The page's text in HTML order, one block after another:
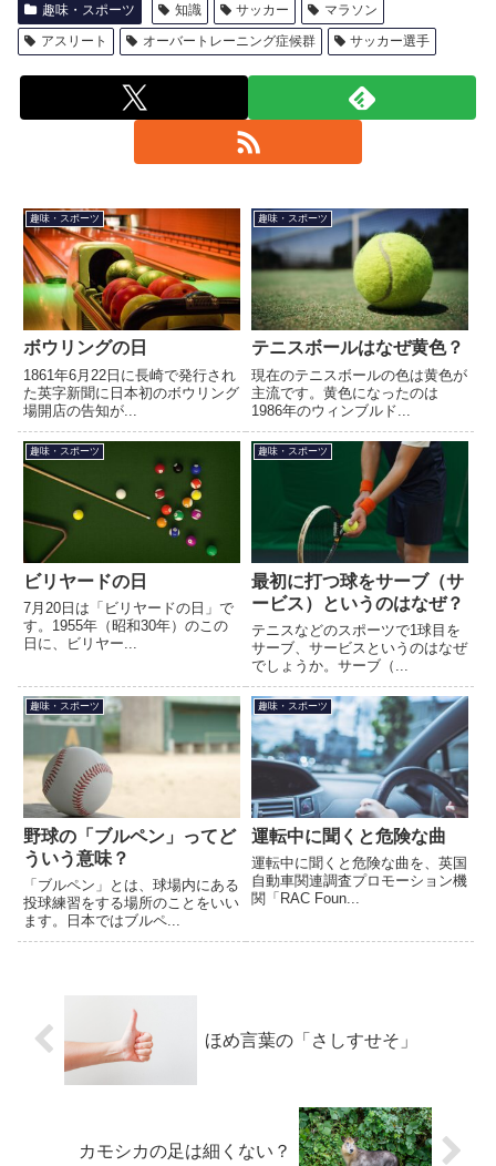
趣味・スポーツ 知識 サッカー
マラソン
アスリート
オーバートレーニング症候群 サッカー選手
趣味・スポーツ
ボウリングの日
1861年6月22日に長崎で発行され
た英字新聞に日本初のボウリング
場開店の告知が...
趣味・スポーツ
テニスボールはなぜ黄色？
現在のテニスボールの色は黄色が
主流です。黄色になったのは
1986年のウィンブルド...
趣味・スポーツ
ビリヤードの日
7月20日は「ビリヤードの日」で
す。1955年（昭和30年）のこの
日に、ビリヤー...
趣味・スポーツ
最初に打つ球をサーブ（サ
ービス）というのはなぜ？
テニスなどのスポーツで1球目を
サーブ、サービスというのはなぜ
でしょうか。サーブ（...
趣味・スポーツ
野球の「ブルペン」ってど
ういう意味？
「ブルペン」とは、球場内にある
投球練習をする場所のことをいい
ます。日本ではブルペ...
趣味・スポーツ
運転中に聞くと危険な曲
運転中に聞くと危険な曲を、英国
自動車関連調査プロモーション機
関「RAC Foun...
ほめ言葉の「さしすせそ」
カモシカの足は細くない？